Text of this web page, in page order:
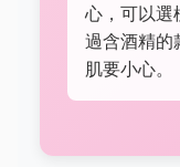
心，可以選
過含酒精的
肌要小心。